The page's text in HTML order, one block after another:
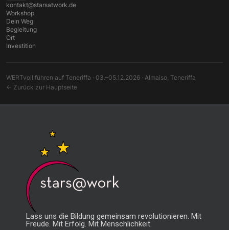
Workshop
Dein Weg
Begleitung
Ort
Investition
kontakt@starsatwork.de
WERTvoll führen auf Teneriffa · 03.–05.12.2026 · Almaiso, Teneriffa
← Zurück zur Hauptseite
Lass uns die Bildung gemeinsam revolutionieren. Mit
Freude. Mit Erfolg. Mit Menschlichkeit.